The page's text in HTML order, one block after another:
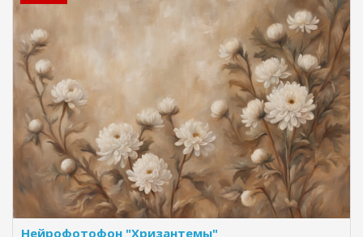
Нейрофотофон "Хризантемы"